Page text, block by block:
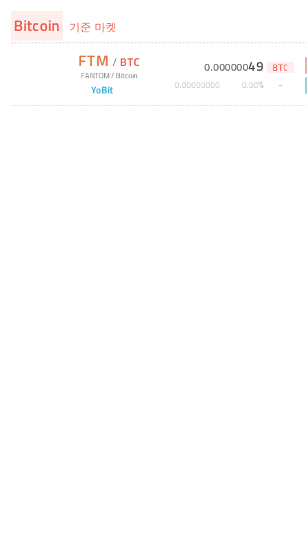
Bitcoin 기준 마켓
FTM / BTC
FANTOM/ Bitcoin
YoBit
0.00000049 BTC
0.00000000 0.00%